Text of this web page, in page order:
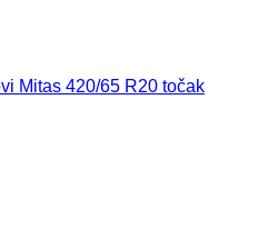
Mitas 420/65 R20 točak